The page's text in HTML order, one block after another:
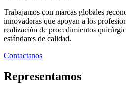
Trabajamos con marcas globales
innovadoras que apoyan a los
realización de procedimientos
estándares de calidad.
Contactanos
Representamos